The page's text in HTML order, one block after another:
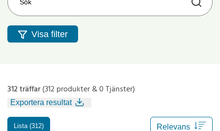
Visa filter
312 träffar(312 produkter & 0 Tjänster)
Exportera resultat
Lista (312)